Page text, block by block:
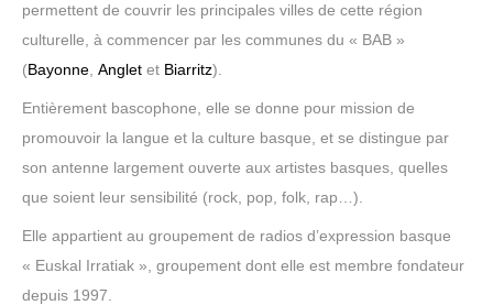
permettent de couvrir les principales villes de cette région
culturelle, à commencer par les communes du « BAB »
(Bayonne Anglet et Biarritz).
Entièrement bascophone, elle se donne pour mission de
promouvoir la langue et la culture basque, et se distingue par
son antenne largement ouverte aux artistes basques, quelles
que soient leur sensibilité (rock, pop, folk, rap…).
Elle appartient au groupement de radios d’expression basque
« Euskal Irratiak », groupement dont elle est membre fondateur
depuis 1997.